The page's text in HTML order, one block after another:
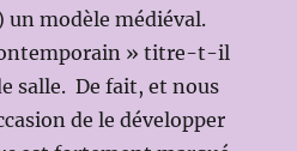
un modèle médiéval.
» titre-t-il
salle. De fait, et nous
de le développer